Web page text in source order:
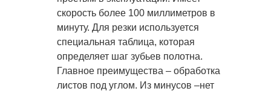
скорость более 100 миллиметров в
минуту. Для резки используется
специальная таблица, которая
определяет шаг зубьев полотна.
Главное преимущества – обработка
листов под углом. Из минусов –нет